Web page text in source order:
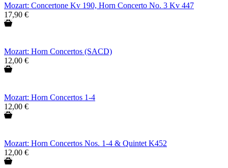
Mozart: Concertone Kv 190, Horn Concerto No. 3 Kv 447
17,90 €
Mozart: Horn Concertos (SACD)
12,00 €
Mozart: Horn Concertos 1-4
12,00 €
Mozart: Horn Concertos Nos. 1-4 & Quintet K452
12,00 €